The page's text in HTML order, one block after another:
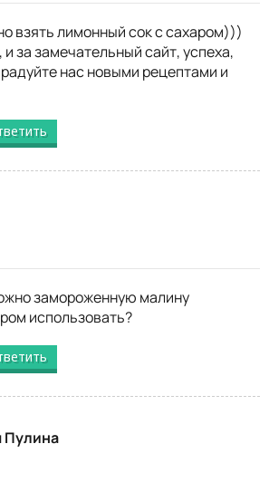
взять лимонный сок с сахаром)))
за замечательный сайт, успеха,
нас новыми рецептами и
замороженную малину
использовать?
Пулина